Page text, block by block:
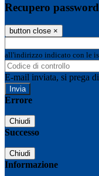
Recupero password
button close ×
all'indirizzo indicato con le
E-mail inviata, si prega
Errore
Chiudi
Successo
Chiudi
Informazione